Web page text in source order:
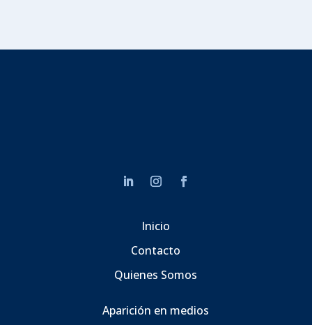
Inicio
Contacto
Quienes Somos
Aparición en medios